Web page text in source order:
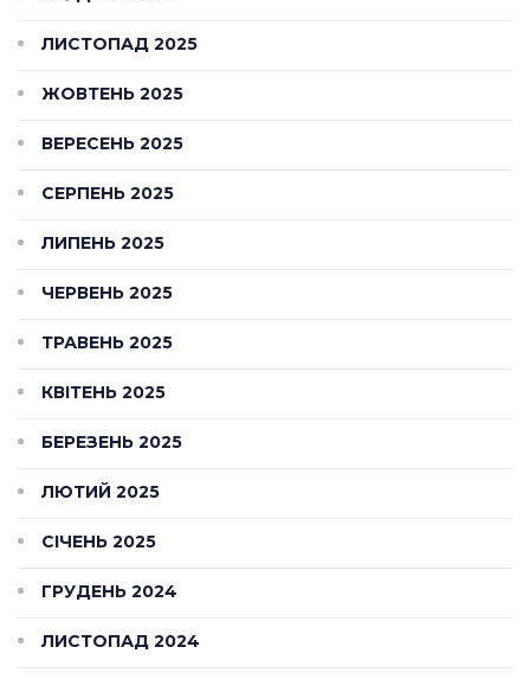
ЛИСТОПАД 2025
ЖОВТЕНЬ 2025
ВЕРЕСЕНЬ 2025
СЕРПЕНЬ 2025
ЛИПЕНЬ 2025
ЧЕРВЕНЬ 2025
ТРАВЕНЬ 2025
КВІТЕНЬ 2025
БЕРЕЗЕНЬ 2025
ЛЮТИЙ 2025
СІЧЕНЬ 2025
ГРУДЕНЬ 2024
ЛИСТОПАД 2024